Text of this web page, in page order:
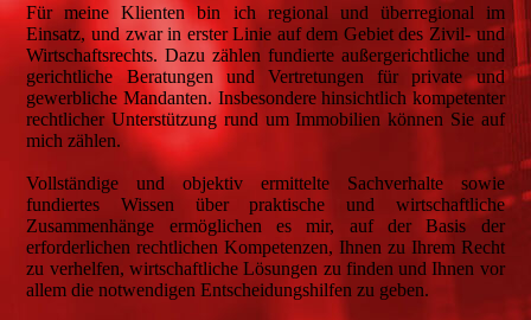
Für meine Klienten bin ich regional und überregional im
Einsatz, und zwar in erster Linie auf dem Gebiet des Zivil- und
Wirtschaftsrechts. Dazu zählen fundierte außergerichtliche und
gerichtliche Beratungen und Vertretungen für private und
gewerbliche Mandanten. Insbesondere hinsichtlich kompetenter
rechtlicher Unterstützung rund um Immobilien können Sie auf
mich zählen.
Vollständige und objektiv ermittelte Sachverhalte sowie
fundiertes Wissen über praktische und wirtschaftliche
Zusammenhänge ermöglichen es mir, auf der Basis der
erforderlichen rechtlichen Kompetenzen, Ihnen zu Ihrem Recht
zu verhelfen, wirtschaftliche Lösungen zu finden und Ihnen vor
allem die notwendigen Entscheidungshilfen zu geben.